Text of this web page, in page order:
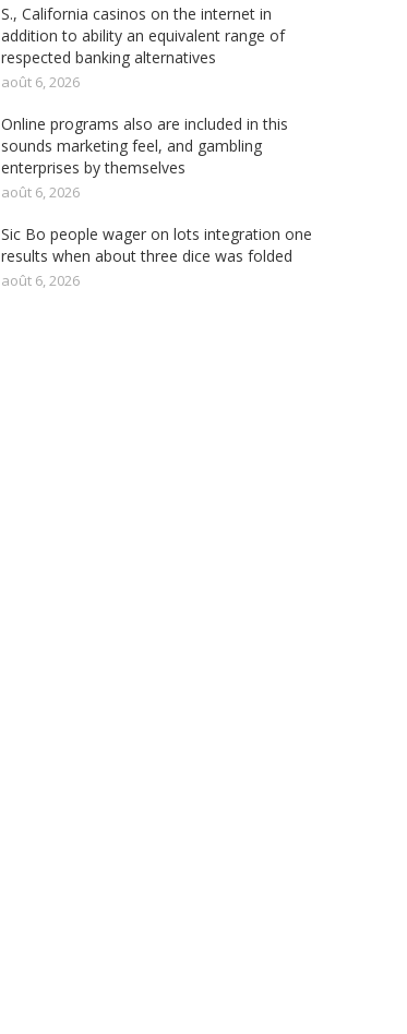
S., California casinos on the internet in
addition to ability an equivalent range of
respected banking alternatives
août 6, 2026
Online programs also are included in this
sounds marketing feel, and gambling
enterprises by themselves
août 6, 2026
Sic Bo people wager on lots integration one
results when about three dice was folded
août 6, 2026